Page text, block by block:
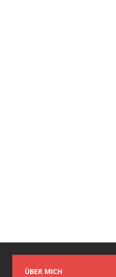
ÜBER MICH